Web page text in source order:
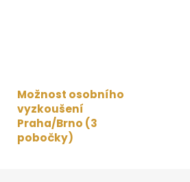
Možnost osobního
vyzkoušení
Praha/Brno (3
pobočky)